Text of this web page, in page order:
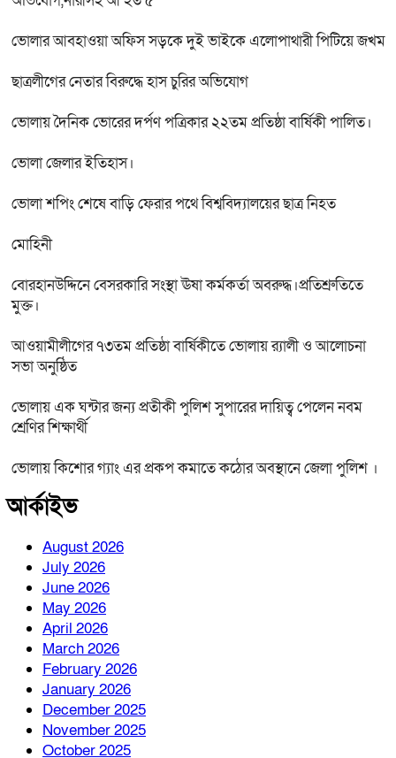
ভোলার আবহাওয়া অফিস সড়কে দুই ভাইকে এলোপাথারী পিটিয়ে জখম
ছাত্রলীগের নেতার বিরুদ্ধে হাস চুরির অভিযোগ
ভোলায় দৈনিক ভোরের দর্পণ পত্রিকার ২২তম প্রতিষ্ঠা বার্ষিকী পালিত।
ভোলা জেলার ইতিহাস।
ভোলা শপিং শেষে বাড়ি ফেরার পথে বিশ্ববিদ্যালয়ের ছাত্র নিহত
মোহিনী
বোরহানউদ্দিনে বেসরকারি সংস্থা ঊষা কর্মকর্তা অবরুদ্ধ।প্রতিশ্রুতিতে
মুক্ত।
আওয়ামীলীগের ৭৩তম প্রতিষ্ঠা বার্ষিকীতে ভোলায় র‌্যালী ও আলোচনা
সভা অনুষ্ঠিত
ভোলায় এক ঘন্টার জন্য প্রতীকী পুলিশ সুপারের দায়িত্ব পেলেন নবম
শ্রেণির শিক্ষার্থী
ভোলায় কিশোর গ্যাং এর প্রকপ কমাতে কঠোর অবস্থানে জেলা পুলিশ ।
আর্কাইভ
August 2026
July 2026
June 2026
May 2026
April 2026
March 2026
February 2026
January 2026
December 2025
November 2025
October 2025